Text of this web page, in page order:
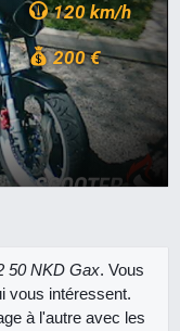
120 km/h
200 €
50 NKD Gax. Vous
vous intéressent.
à l'autre avec les